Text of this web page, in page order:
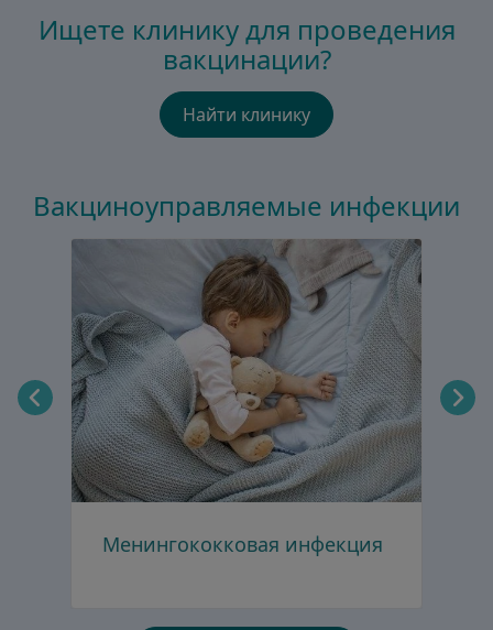
Ищете клинику для проведения
вакцинации?
Найти клинику
Вакциноуправляемые инфекции
Менингококковая инфекция